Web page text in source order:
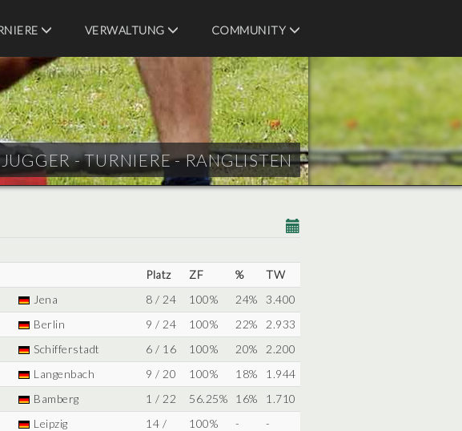
VERWALTUNG COMMUNITY
JUGGER - TURNIERE - RANGLISTEN
Platz ZF %
TW
Jena 8 / 24 100% 24%
3.400
Berlin 9 / 24 100% 22%
2.933
Schifferstadt 6 / 16 100% 20%
2.200
Langenbach 9 / 20 100% 18%
1.944
Bamberg 1 / 22 56.25% 16%
1.710
Leipzig
14 /
100% - -